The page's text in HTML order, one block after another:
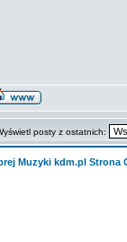
posty z ostatnich:
Muzyki kdm.pl Strona